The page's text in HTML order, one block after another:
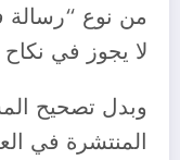
من نوع “رسالة
لا يجوز في
وبدل تصحيح
المنتشرة في